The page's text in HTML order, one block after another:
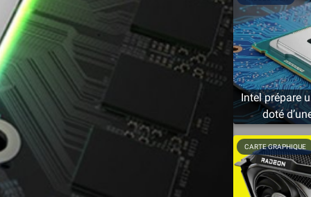
Intel prépare
doté
CARTE GRAPHIQUE